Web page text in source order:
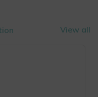
View all